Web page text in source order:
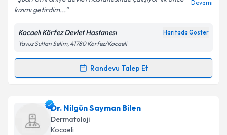
Kişisel verilerimin işlenmesine ilişkin
Aydınlatma
Metni'ni okudum ve kişisel verilerimin belirtilen
kapsamda işlenmesini kabul ediyorum.
kızımı getirdim...
Devamı
Kocaelı Körfez Devlet Hastanesı Haritada Göster
Yavuz Sultan Selim, 41780 Körfez/Kocaeli
Randevu Talep Et
Randevu Takvimi Talebi
Uzm. Dr. Erhan Ersoyiçin randevu takvimi talebi
oluşturun. Size bu uzmandan randevu almanız için bir
takvim hazırlandığında e-posta ile bilgilendireceğiz.
Dr. Nilgün Sayman Bilen
Dermatoloji
Kocaeli